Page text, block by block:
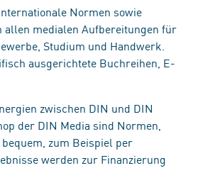
Normen sowie
medialen Aufbereitungen für
Studium und Handwerk.
ausgerichtete Buchreihen, E-
zwischen DIN und DIN
der DIN Media sind Normen,
zum Beispiel per
werden zur Finanzierung